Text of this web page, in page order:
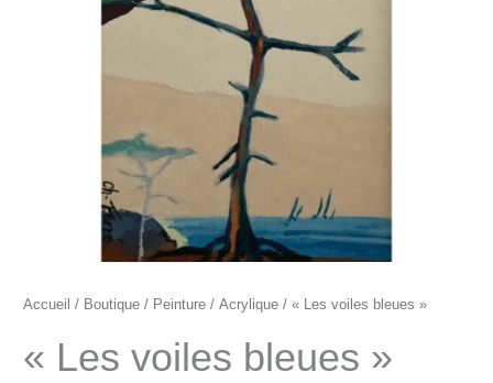
Accueil / Boutique / Peinture /Acrylique / « Les voiles bleues »
« Les voiles bleues »